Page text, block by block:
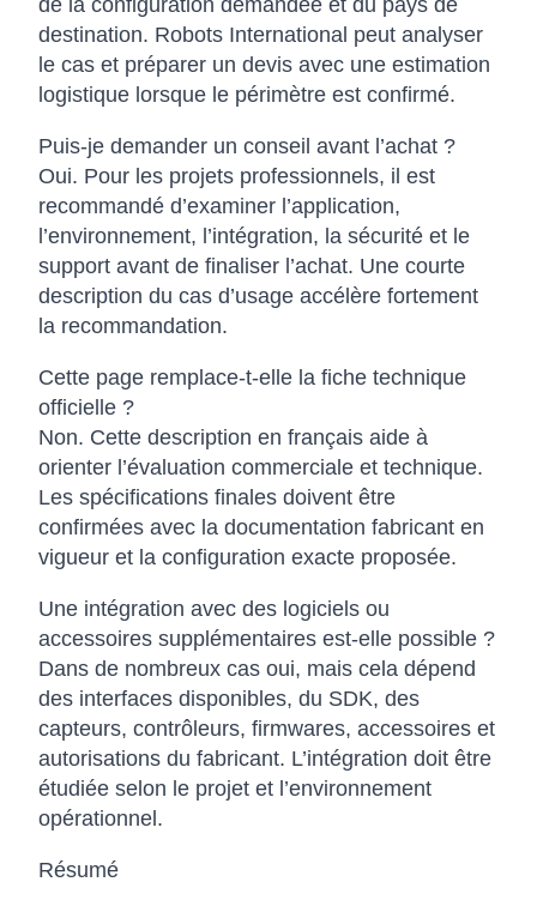
de la configuration demandée et du pays de
destination. Robots International peut analyser
le cas et préparer un devis avec une estimation
logistique lorsque le périmètre est confirmé.
Puis-je demander un conseil avant l’achat ?
Oui. Pour les projets professionnels, il est
recommandé d’examiner l’application,
l’environnement, l’intégration, la sécurité et le
support avant de finaliser l’achat. Une courte
description du cas d’usage accélère fortement
la recommandation.
Cette page remplace-t-elle la fiche technique
officielle ?
Non. Cette description en français aide à
orienter l’évaluation commerciale et technique.
Les spécifications finales doivent être
confirmées avec la documentation fabricant en
vigueur et la configuration exacte proposée.
Une intégration avec des logiciels ou
accessoires supplémentaires est-elle possible ?
Dans de nombreux cas oui, mais cela dépend
des interfaces disponibles, du SDK, des
capteurs, contrôleurs, firmwares, accessoires et
autorisations du fabricant. L’intégration doit être
étudiée selon le projet et l’environnement
opérationnel.
Résumé